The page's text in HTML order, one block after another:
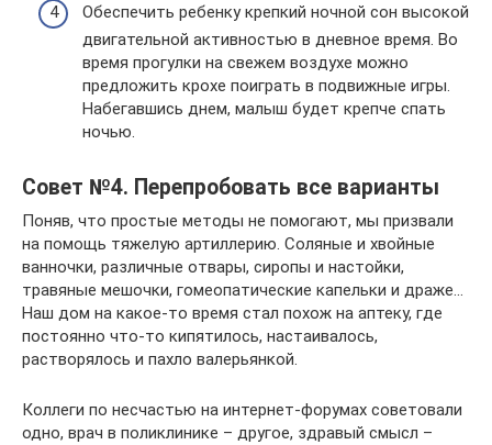
Обеспечить ребенку крепкий ночной сон высокой
двигательной активностью в дневное время. Во
время прогулки на свежем воздухе можно
предложить крохе поиграть в подвижные игры.
Набегавшись днем, малыш будет крепче спать
ночью.
Совет №4. Перепробовать все варианты
Поняв, что простые методы не помогают, мы призвали
на помощь тяжелую артиллерию. Соляные и хвойные
ванночки, различные отвары, сиропы и настойки,
травяные мешочки, гомеопатические капельки и драже…
Наш дом на какое-то время стал похож на аптеку, где
постоянно что-то кипятилось, настаивалось,
растворялось и пахло валерьянкой.
Коллеги по несчастью на интернет-форумах советовали
одно, врач в поликлинике – другое, здравый смысл –